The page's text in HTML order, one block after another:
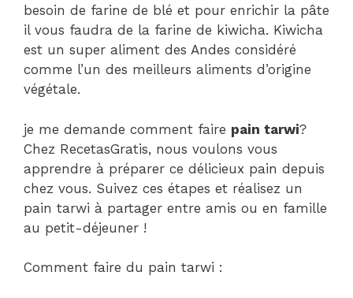
besoin de farine de blé et pour enrichir la pâte
il vous faudra de la farine de kiwicha. Kiwicha
est un super aliment des Andes considéré
comme l’un des meilleurs aliments d’origine
végétale.
je me demande comment faire pain tarwi?
Chez RecetasGratis, nous voulons vous
apprendre à préparer ce délicieux pain depuis
chez vous. Suivez ces étapes et réalisez un
pain tarwi à partager entre amis ou en famille
au petit-déjeuner !
Comment faire du pain tarwi :